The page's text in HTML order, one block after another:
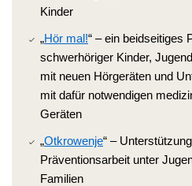
Kinder
„Hör mal!“ – ein beidseitiges
schwerhöriger Kinder,
mit neuen Hörgeräten und
mit dafür notwendigen
Geräten
„Otkrowenje“ –
Präventionsarbeit unter
Familien